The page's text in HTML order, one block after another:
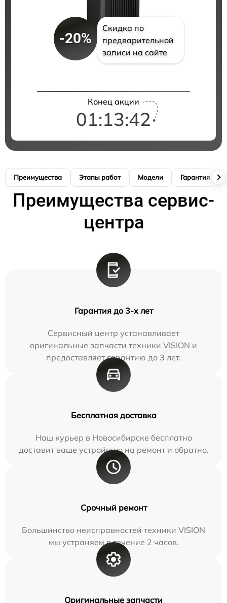
-20%
Скидка по
предварительной
записи на сайте
Конец акции
01:13:41
Преимущества Этапы работ Модели Гарантия
Преимущества сервис-
центра
Гарантия до 3-х лет
Сервисный центр устанавливает
оригинальные запчасти техники VISION и
предоставляет гарантию до 3 лет.
Бесплатная доставка
Наш курьер в Новосибирске бесплатно
доставит ваше устройство на ремонт и обратно.
Срочный ремонт
Большинство неисправностей техники VISION
мы устраняем в течение 2 часов.
Оригинальные запчасти